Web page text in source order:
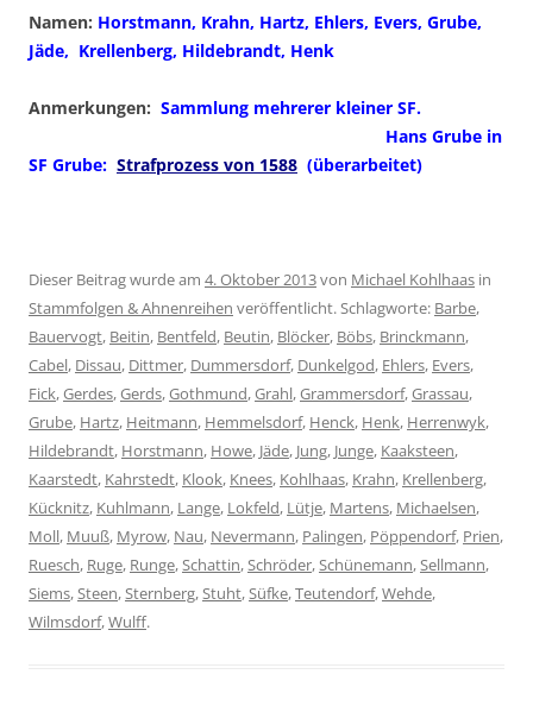
Namen: Horstmann, Krahn, Hartz, Ehlers, Evers, Grube,
Jäde, Krellenberg, Hildebrandt, Henk
Anmerkungen: Sammlung mehrerer kleiner SF.
Hans Grube in
SF Grube: Strafprozess von 1588 (überarbeitet)
Dieser Beitrag wurde am 4. Oktober 2013von Michael Kohlhaas in
Stammfolgen & Ahnenreihen veröffentlicht. Schlagworte: Barbe,
Bauervogt, Beitin, Bentfeld, Beutin, Blöcker, Böbs, Brinckmann,
Cabel, Dissau, Dittmer, Dummersdorf, Dunkelgod, Ehlers, Evers,
Fick,Gerdes,Gerds,Gothmund,Grahl,Grammersdorf,Grassau,
Grube, Hartz, Heitmann, Hemmelsdorf, Henck, Henk, Herrenwyk,
Hildebrandt, Horstmann, Howe, Jäde, Jung, Junge, Kaaksteen,
Kaarstedt, Kahrstedt, Klook, Knees, Kohlhaas, Krahn, Krellenberg,
Kücknitz, Kuhlmann, Lange, Lokfeld, Lütje, Martens, Michaelsen,
Moll, Muuß, Myrow, Nau, Nevermann, Palingen, Pöppendorf, Prien,
Ruesch, Ruge, Runge,Schattin,Schröder,Schünemann,Sellmann,
Siems,Steen,Sternberg,Stuht,Süfke,Teutendorf,Wehde,
Wilmsdorf,Wulff.